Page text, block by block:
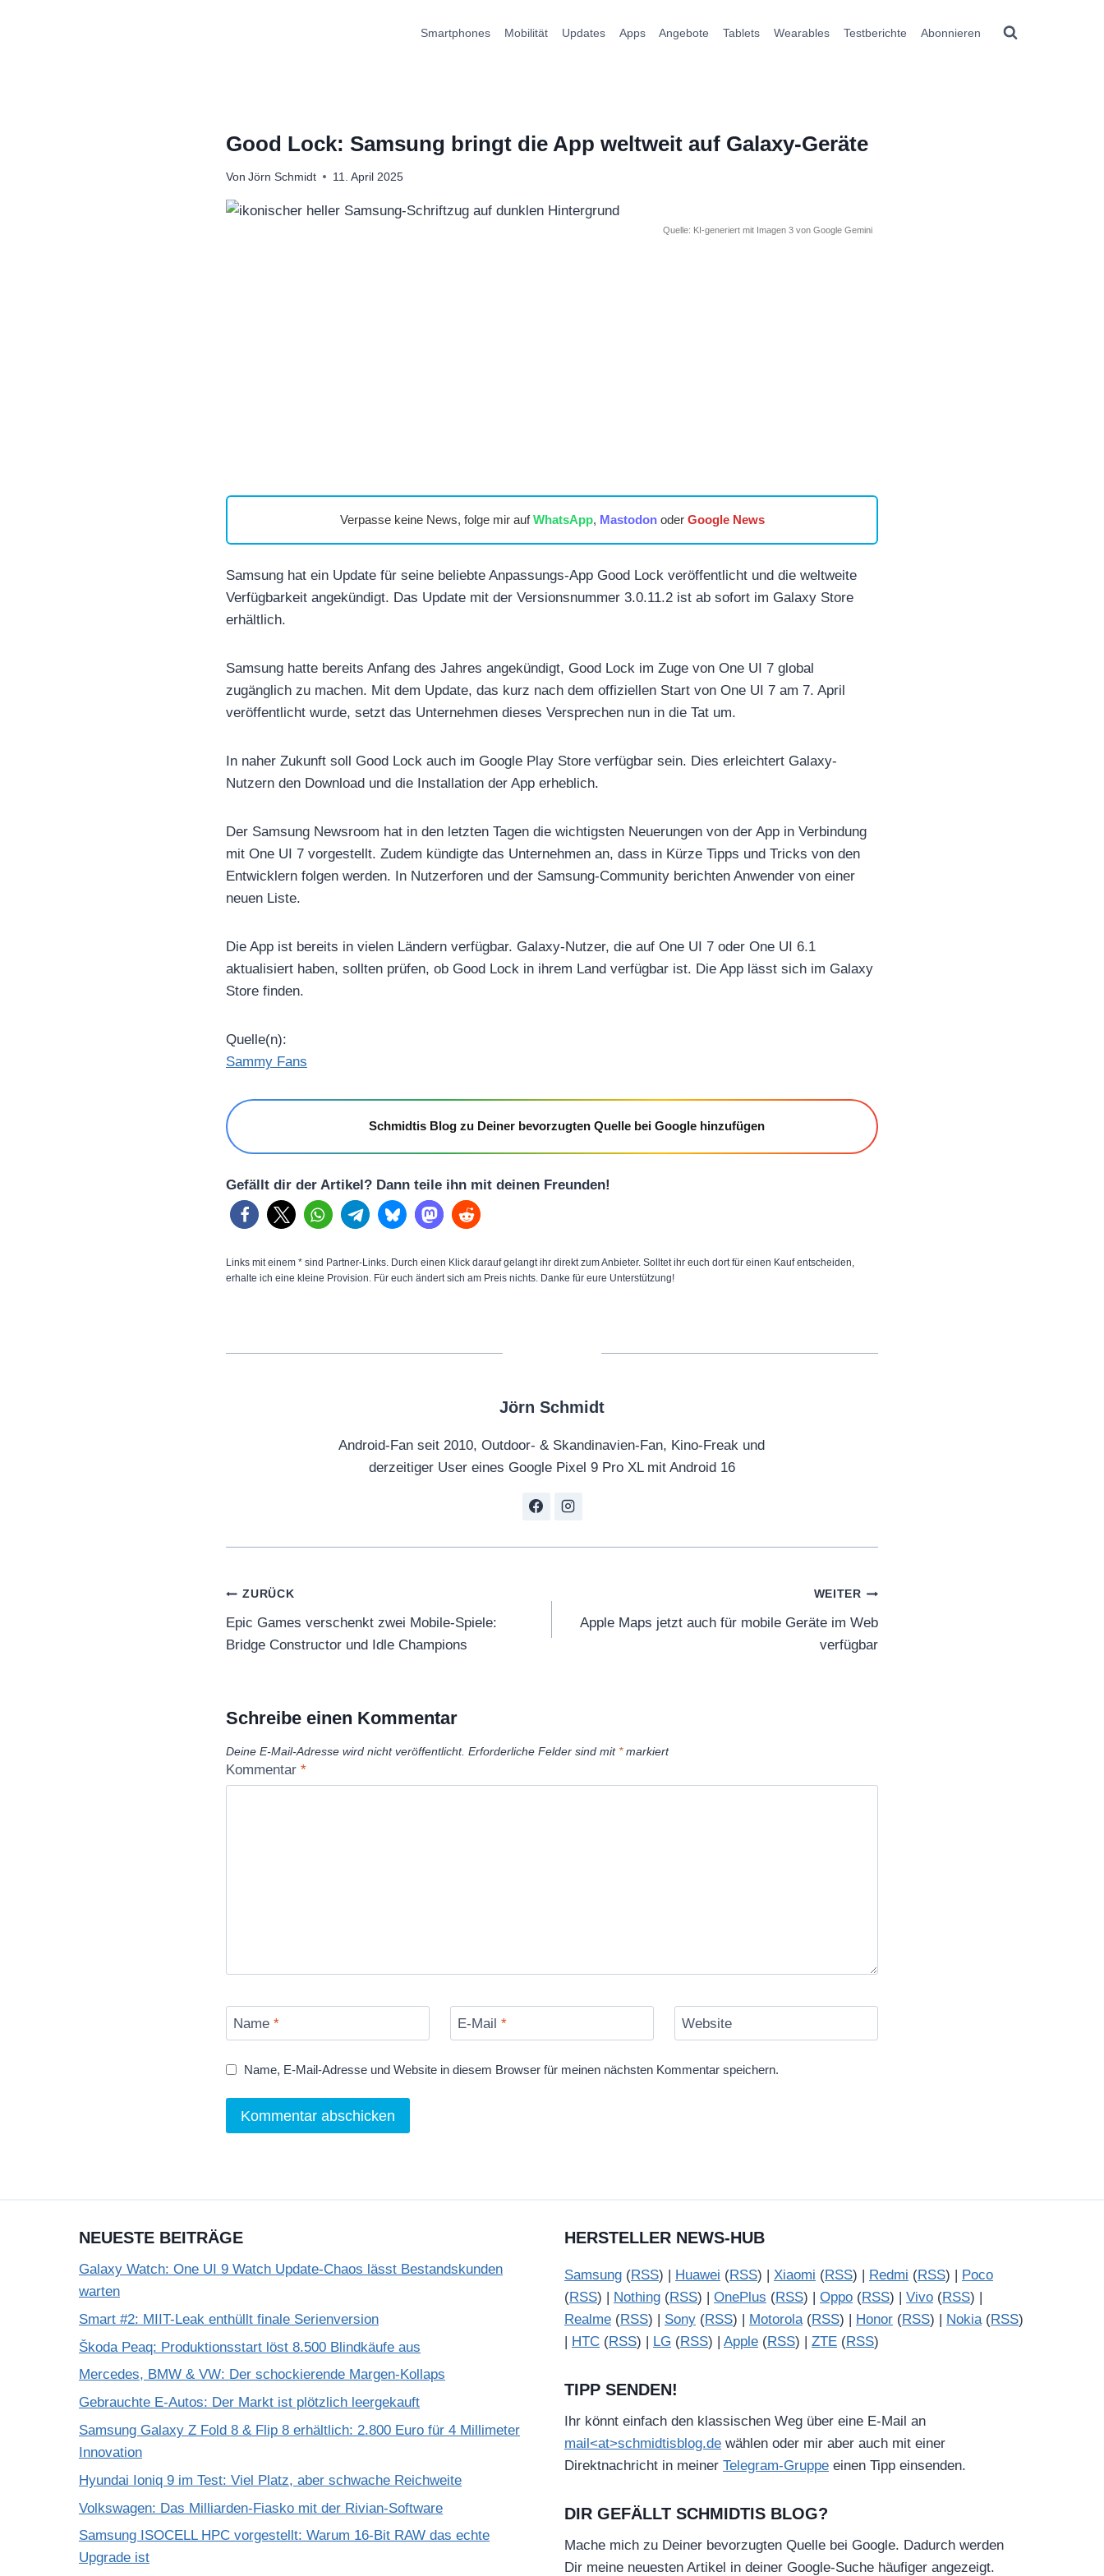
Smartphones Mobilität Updates Apps Angebote Tablets Wearables Testberichte Abonnieren
Good Lock: Samsung bringt die App weltweit auf Galaxy-Geräte
Von Jörn Schmidt 11. April 2025
Quelle: KI-generiert mit Imagen 3 von Google Gemini
Verpasse keine News, folge mir aufWhatsApp, Mastodonoder Google News
Samsung hat ein Update für seine beliebte Anpassungs-App Good Lock veröffentlicht und die weltweite
Verfügbarkeit angekündigt. Das Update mit der Versionsnummer 3.0.11.2 ist ab sofort im Galaxy Store
erhältlich.
Samsung hatte bereits Anfang des Jahres angekündigt, Good Lock im Zuge von One UI 7 global
zugänglich zu machen. Mit dem Update, das kurz nach dem offiziellen Start von One UI 7 am 7. April
veröffentlicht wurde, setzt das Unternehmen dieses Versprechen nun in die Tat um.
In naher Zukunft soll Good Lock auch im Google Play Store verfügbar sein. Dies erleichtert Galaxy-
Nutzern den Download und die Installation der App erheblich.
Der Samsung Newsroom hat in den letzten Tagen die wichtigsten Neuerungen von der App in Verbindung
mit One UI 7 vorgestellt. Zudem kündigte das Unternehmen an, dass in Kürze Tipps und Tricks von den
Entwicklern folgen werden. In Nutzerforen und der Samsung-Community berichten Anwender von einer
neuen Liste.
Die App ist bereits in vielen Ländern verfügbar. Galaxy-Nutzer, die auf One UI 7 oder One UI 6.1
aktualisiert haben, sollten prüfen, ob Good Lock in ihrem Land verfügbar ist. Die App lässt sich im Galaxy
Store finden.
Quelle(n):
Sammy Fans
Schmidtis Blog zu Deiner bevorzugten Quelle bei Google hinzufügen
Gefällt dir der Artikel? Dann teile ihn mit deinen Freunden!
Links mit einem * sind Partner-Links. Durch einen Klick darauf gelangt ihr direkt zum Anbieter. Solltet ihr euch dort für einen Kauf entscheiden,
erhalte ich eine kleine Provision. Für euch ändert sich am Preis nichts. Danke für eure Unterstützung!
Jörn Schmidt
Android-Fan seit 2010, Outdoor- & Skandinavien-Fan, Kino-Freak und
derzeitiger User eines Google Pixel 9 Pro XL mit Android 16
Beitragsnavigation
ZURÜCK
Epic Games verschenkt zwei Mobile-Spiele:
Bridge Constructor und Idle Champions
WEITER
Apple Maps jetzt auch für mobile Geräte im Web
verfügbar
Schreibe einen Kommentar
Deine E-Mail-Adresse wird nicht veröffentlicht. Erforderliche Felder sind mit *markiert
Kommentar *
Name * E-Mail * Website
Name, E-Mail-Adresse und Website in diesem Browser für meinen nächsten Kommentar speichern.
NEUESTE BEITRÄGE
Galaxy Watch: One UI 9 Watch Update-Chaos lässt Bestandskunden
warten
Smart #2: MIIT-Leak enthüllt finale Serienversion
Škoda Peaq: Produktionsstart löst 8.500 Blindkäufe aus
Mercedes, BMW & VW: Der schockierende Margen-Kollaps
Gebrauchte E-Autos: Der Markt ist plötzlich leergekauft
Samsung Galaxy Z Fold 8 & Flip 8 erhältlich: 2.800 Euro für 4 Millimeter
Innovation
Hyundai Ioniq 9 im Test: Viel Platz, aber schwache Reichweite
Volkswagen: Das Milliarden-Fiasko mit der Rivian-Software
Samsung ISOCELL HPC vorgestellt: Warum 16-Bit RAW das echte
Upgrade ist
HERSTELLER NEWS-HUB
Samsung (RSS) | Huawei (RSS) | Xiaomi (RSS) | Redmi (RSS) | Poco
(RSS) | Nothing (RSS) | OnePlus (RSS) | Oppo (RSS) | Vivo (RSS) |
Realme (RSS) | Sony (RSS) | Motorola(RSS) | Honor (RSS) | Nokia(RSS)
| HTC (RSS) | LG (RSS) | Apple (RSS) | ZTE (RSS)
TIPP SENDEN!
Ihr könnt einfach den klassischen Weg über eine E-Mail an
mail<at>schmidtisblog.de wählen oder mir aber auch mit einer
Direktnachricht in meiner Telegram-Gruppe einen Tipp einsenden.
DIR GEFÄLLT SCHMIDTIS BLOG?
Mache mich zu Deiner bevorzugten Quelle bei Google. Dadurch werden
Dir meine neuesten Artikel in deiner Google-Suche häufiger angezeigt.